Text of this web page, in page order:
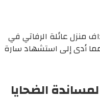
منزل عائلة الرفاتي في
مما أدى إلى استشهاد سارة
الضحايا